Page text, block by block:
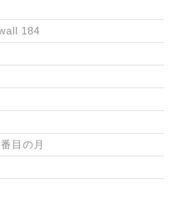
184
目の月